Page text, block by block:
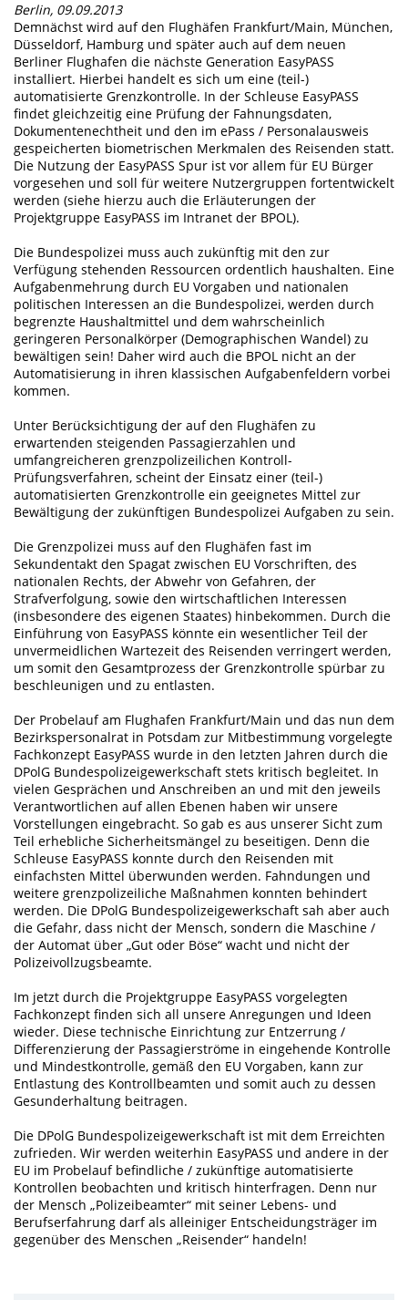
Berlin, 09.09.2013
Demnächst wird auf den Flughäfen Frankfurt/Main, München,
Düsseldorf, Hamburg und später auch auf dem neuen
Berliner Flughafen die nächste Generation EasyPASS
installiert. Hierbei handelt es sich um eine (teil-)
automatisierte Grenzkontrolle. In der Schleuse EasyPASS
findet gleichzeitig eine Prüfung der Fahnungsdaten,
Dokumentenechtheit und den im ePass / Personalausweis
gespeicherten biometrischen Merkmalen des Reisenden statt.
Die Nutzung der EasyPASS Spur ist vor allem für EU Bürger
vorgesehen und soll für weitere Nutzergruppen fortentwickelt
werden (siehe hierzu auch die Erläuterungen der
Projektgruppe EasyPASS im Intranet der BPOL).
Die Bundespolizei muss auch zukünftig mit den zur
Verfügung stehenden Ressourcen ordentlich haushalten. Eine
Aufgabenmehrung durch EU Vorgaben und nationalen
politischen Interessen an die Bundespolizei, werden durch
begrenzte Haushaltmittel und dem wahrscheinlich
geringeren Personalkörper (Demographischen Wandel) zu
bewältigen sein! Daher wird auch die BPOL nicht an der
Automatisierung in ihren klassischen Aufgabenfeldern vorbei
kommen.
Unter Berücksichtigung der auf den Flughäfen zu
erwartenden steigenden Passagierzahlen und
umfangreicheren grenzpolizeilichen Kontroll-
Prüfungsverfahren, scheint der Einsatz einer (teil-)
automatisierten Grenzkontrolle ein geeignetes Mittel zur
Bewältigung der zukünftigen Bundespolizei Aufgaben zu sein.
Die Grenzpolizei muss auf den Flughäfen fast im
Sekundentakt den Spagat zwischen EU Vorschriften, des
nationalen Rechts, der Abwehr von Gefahren, der
Strafverfolgung, sowie den wirtschaftlichen Interessen
(insbesondere des eigenen Staates) hinbekommen. Durch die
Einführung von EasyPASS könnte ein wesentlicher Teil der
unvermeidlichen Wartezeit des Reisenden verringert werden,
um somit den Gesamtprozess der Grenzkontrolle spürbar zu
beschleunigen und zu entlasten.
Der Probelauf am Flughafen Frankfurt/Main und das nun dem
Bezirkspersonalrat in Potsdam zur Mitbestimmung vorgelegte
Fachkonzept EasyPASS wurde in den letzten Jahren durch die
DPolG Bundespolizeigewerkschaft stets kritisch begleitet. In
vielen Gesprächen und Anschreiben an und mit den jeweils
Verantwortlichen auf allen Ebenen haben wir unsere
Vorstellungen eingebracht. So gab es aus unserer Sicht zum
Teil erhebliche Sicherheitsmängel zu beseitigen. Denn die
Schleuse EasyPASS konnte durch den Reisenden mit
einfachsten Mittel überwunden werden. Fahndungen und
weitere grenzpolizeiliche Maßnahmen konnten behindert
werden. Die DPolG Bundespolizeigewerkschaft sah aber auch
die Gefahr, dass nicht der Mensch, sondern die Maschine /
der Automat über „Gut oder Böse“ wacht und nicht der
Polizeivollzugsbeamte.
Im jetzt durch die Projektgruppe EasyPASS vorgelegten
Fachkonzept finden sich all unsere Anregungen und Ideen
wieder. Diese technische Einrichtung zur Entzerrung /
Differenzierung der Passagierströme in eingehende Kontrolle
und Mindestkontrolle, gemäß den EU Vorgaben, kann zur
Entlastung des Kontrollbeamten und somit auch zu dessen
Gesunderhaltung beitragen.
Die DPolG Bundespolizeigewerkschaft ist mit dem Erreichten
zufrieden. Wir werden weiterhin EasyPASS und andere in der
EU im Probelauf befindliche / zukünftige automatisierte
Kontrollen beobachten und kritisch hinterfragen. Denn nur
der Mensch „Polizeibeamter“ mit seiner Lebens- und
Berufserfahrung darf als alleiniger Entscheidungsträger im
gegenüber des Menschen „Reisender“ handeln!